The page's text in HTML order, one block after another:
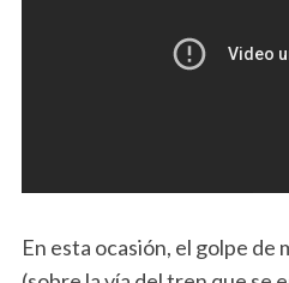
En esta ocasión, el golpe de